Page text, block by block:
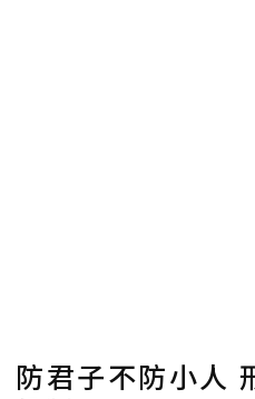
防君子不防小人